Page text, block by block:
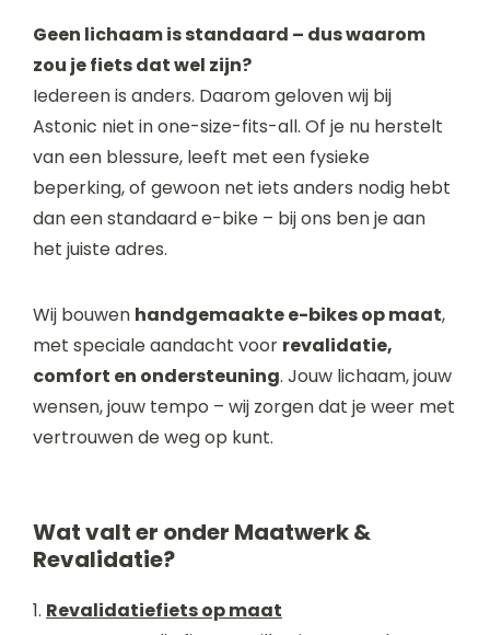
Geen lichaam is standaard – dus waarom
zou je fiets dat wel zijn?
Iedereen is anders. Daarom geloven wij bij
Astonic niet in one-size-fits-all. Of je nu herstelt
van een blessure, leeft met een fysieke
beperking, of gewoon net iets anders nodig hebt
dan een standaard e-bike – bij ons ben je aan
het juiste adres.
Wij bouwen handgemaakte e-bikes op maat,
met speciale aandacht voor revalidatie,
comfort en ondersteuning. Jouw lichaam, jouw
wensen, jouw tempo – wij zorgen dat je weer met
vertrouwen de weg op kunt.
Wat valt er onder Maatwerk &
Revalidatie?
1. Revalidatiefiets op maat